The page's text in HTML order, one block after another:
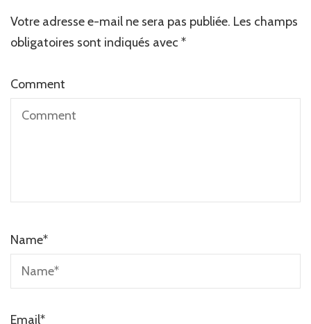
Votre adresse e-mail ne sera pas publiée. Les champs
obligatoires sont indiqués avec *
Comment
Name*
Email*